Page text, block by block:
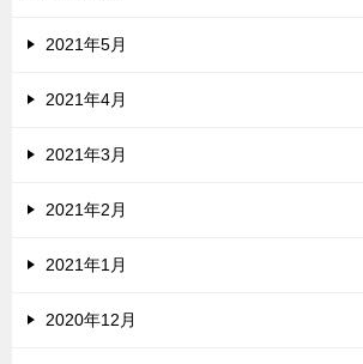
2021年5月
2021年4月
2021年3月
2021年2月
2021年1月
2020年12月